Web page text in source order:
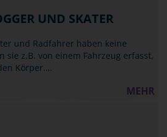
UND SKATER
und Radfahrer haben keine
sie z.B. von einem Fahrzeug erfasst,
Körper.…
MEHR